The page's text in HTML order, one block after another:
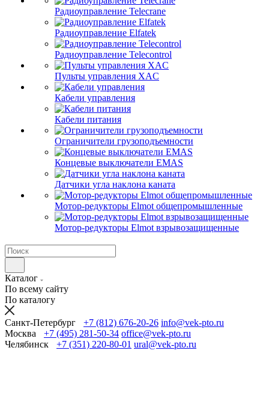
Радиоуправление Telecrane
Радиоуправление Elfatek
Радиоуправление Telecontrol
Пульты управления XAC
Кабели управления
Кабели питания
Ограничители грузоподъемности
Концевые выключатели EMAS
Датчики угла наклона каната
Мотор-редукторы Elmot общепромышленные
Мотор-редукторы Elmot взрывозащищенные
Каталог
По всему сайту
По каталогу
Санкт-Петербург +7 (812) 676-20-26 info@vek-pto.ru
Москва
+7 (495) 281-50-34 office@vek-pto.ru
Челябинск
+7 (351) 220-80-01 ural@vek-pto.ru